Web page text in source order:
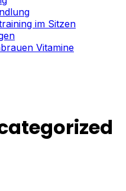
im Sitzen
Vitamine